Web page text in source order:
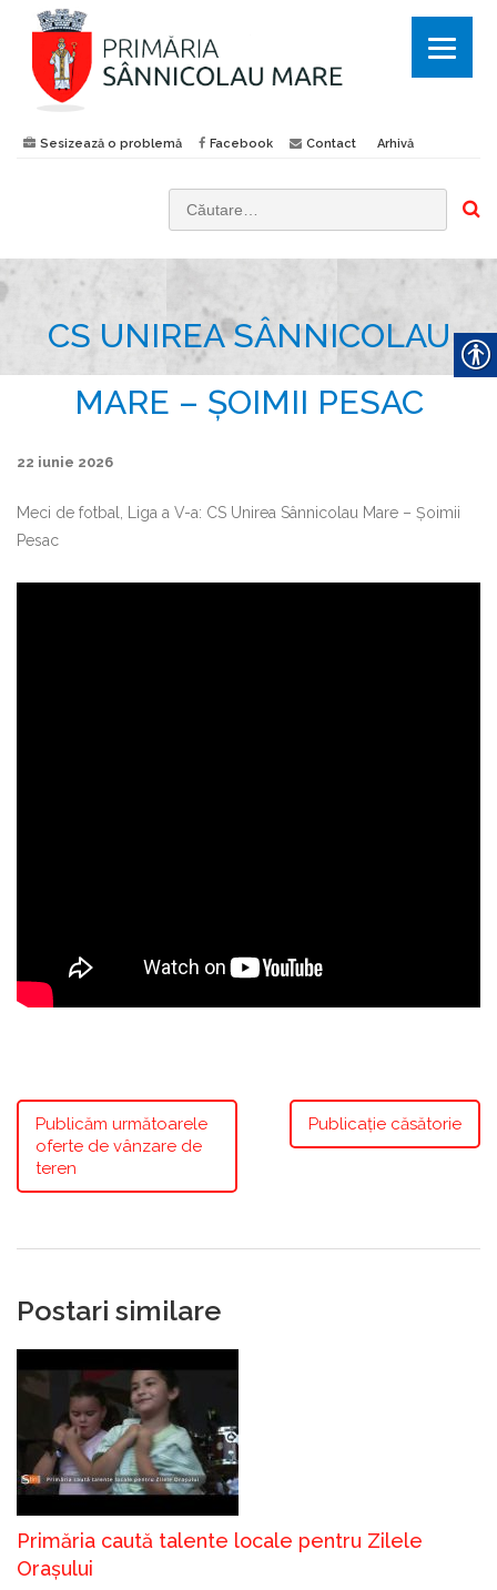
Sesizează o problemă Facebook Contact Arhivă
:
CS UNIREA SÂNNICOLAU
MARE – ŞOIMII PESAC
22 iunie 2026
Meci de fotbal, Liga a V-a: CS Unirea Sânnicolau Mare – Şoimii
Pesac
Publicăm următoarele
oferte de vânzare de
teren
Publicație căsătorie
Postari similare
Primăria caută talente locale pentru Zilele
Orașului